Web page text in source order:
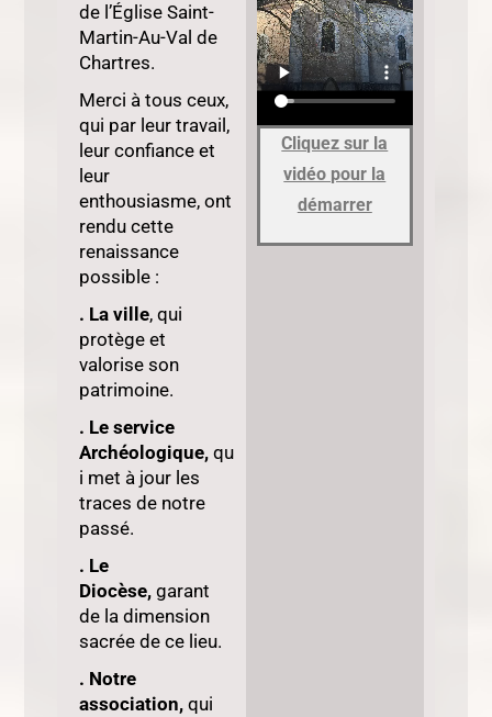
de l’Église Saint-
Martin-Au-Val de
Chartres.
Merci à tous ceux,
qui par leur travail,
leur confiance et
leur
enthousiasme, ont
rendu cette
renaissance
possible :
. La ville, qui
protège et
valorise son
patrimoine.
. Le service
Archéologique,qu
i met à jour les
traces de notre
passé.
. Le
Diocèse, garant
de la dimension
sacrée de ce lieu.
. Notre
association,qui
Cliquez sur la
vidéo pour la
démarrer